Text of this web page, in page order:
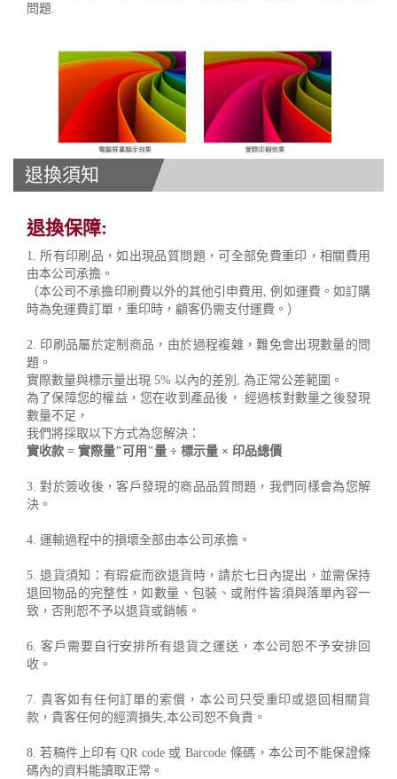
問題.
退換須知
退換保障:
1. 所有印刷品，如出現品質問題，可全部免費重印，相關費用
由本公司承擔。
（本公司不承擔印刷費以外的其他引申費用, 例如運費。如訂購
時為免運費訂單，重印時，顧客仍需支付運費。）
2. 印刷品屬於定制商品，由於過程複雜，難免會出現數量的問
題。
實際數量與標示量出現 5% 以內的差別, 為正常公差範圍。
為了保障您的權益，您在收到產品後， 經過核對數量之後發現
數量不足，
我們將採取以下方式為您解決：
實收款 = 實際量"可用"量 ÷ 標示量 × 印品總價
3. 對於簽收後，客戶發現的商品品質問題，我們同樣會為您解
決。
4. 運輸過程中的損壞全部由本公司承擔。
5. 退貨須知：有瑕疵而欲退貨時，請於七日內提出，並需保持
退回物品的完整性，如數量、包裝、或附件皆須與落單內容一
致，否則恕不予以退貨或銷帳。
6. 客戶需要自行安排所有退貨之運送，本公司恕不予安排回
收。
7. 貴客如有任何訂單的索償，本公司只受重印或退回相關貨
款，貴客任何的經濟損失,本公司恕不負責。
8. 若稿件上印有 QR code 或 Barcode 條碼，本公司不能保證條
碼內的資料能讀取正常。